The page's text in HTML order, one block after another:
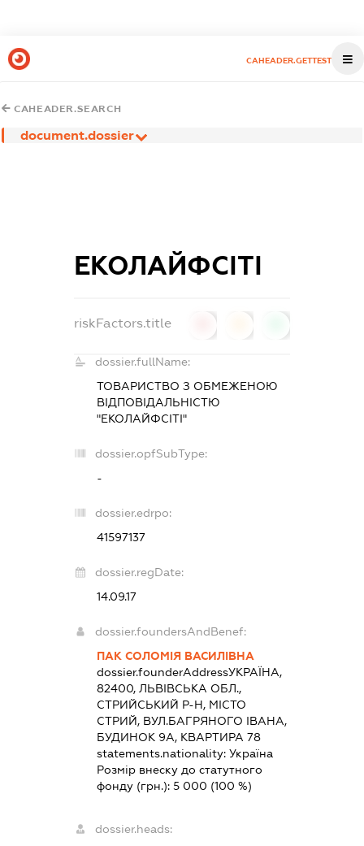
CAHEADER.GETTEST
CAHEADER.SEARCH
document.dossier
ЕКОЛАЙФСІТІ
riskFactors.title
dossier.fullName:
ТОВАРИСТВО З ОБМЕЖЕНОЮ
ВІДПОВІДАЛЬНІСТЮ
"ЕКОЛАЙФСІТІ"
dossier.opfSubType:
-
dossier.edrpo:
41597137
dossier.regDate:
14.09.17
dossier.foundersAndBenef:
ПАК СОЛОМІЯ ВАСИЛІВНА
dossier.founderAddressУКРАЇНА,
82400, ЛЬВІВСЬКА ОБЛ.,
СТРИЙСЬКИЙ Р-Н, МІСТО
СТРИЙ, ВУЛ.БАГРЯНОГО ІВАНА,
БУДИНОК 9А, КВАРТИРА 78
statements.nationality:Україна
Розмір внеску до статутного
фонду (грн.):5 000 (100 %)
dossier.heads: